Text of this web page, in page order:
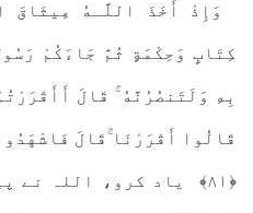
وَإِذْ أَخَذَ اللَّـهُ مِيثَاقَ
كِتَابٍ وَحِكْمَةٍ ثُمَّ جَاءَكُمْ
بِهِ وَلَتَنصُرُنَّهُ ۚ قَالَ
قَالُوا أَقْرَرْنَا ۚقَالَ
﴿٨١﴾ یاد کرو، اللہ نے